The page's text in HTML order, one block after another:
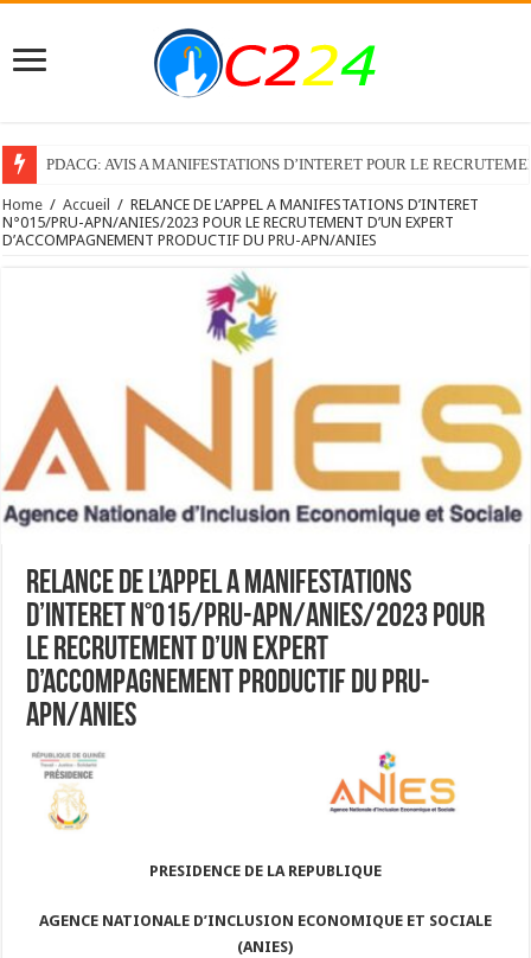
Recrutement d’un Consultant individuel pour élaborer le Guide de
Home / Accueil / RELANCE DE L’APPEL A MANIFESTATIONS D’INTERET
N°015/PRU-APN/ANIES/2023 POUR LE RECRUTEMENT D’UN EXPERT
D’ACCOMPAGNEMENT PRODUCTIF DU PRU-APN/ANIES
RELANCE DE L’APPEL A MANIFESTATIONS
D’INTERET N°015/PRU-APN/ANIES/2023 POUR
LE RECRUTEMENT D’UN EXPERT
D’ACCOMPAGNEMENT PRODUCTIF DU PRU-
APN/ANIES
PRESIDENCE DE LA REPUBLIQUE
AGENCE NATIONALE D’INCLUSION ECONOMIQUE ET SOCIALE
(ANIES)